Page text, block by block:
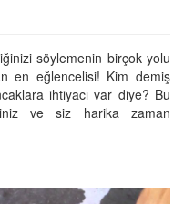
söylemenin birçok yolu
en eğlencelisi! Kim demiş
ihtiyacı var diye? Bu
ve siz harika zaman